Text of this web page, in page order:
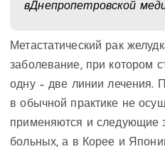
вДнепропетровской
Метастатический рак
заболевание, при котором
одну – две линии лечения.
в обычной практике не
применяются и следующие
больных, а в Корее и